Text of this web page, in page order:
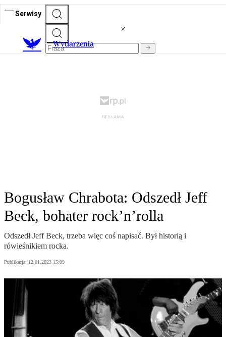
Serwisy
Wydarzenia
Bogusław Chrabota: Odszedł Jeff
Beck, bohater rock’n’rolla
Odszedł Jeff Beck, trzeba więc coś napisać. Był historią i
rówieśnikiem rocka.
Publikacja: 12.01.2023 15:09